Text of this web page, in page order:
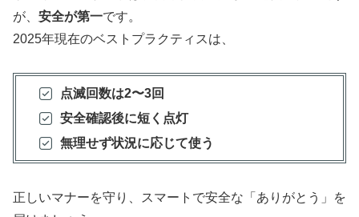
が、 安全が第一です。
2025年現在のベストプラクティスは、
点滅回数は2〜3回
安全確認後に短く点灯
無理せず状況に応じて使う
正しいマナーを守り、スマートで安全な「ありがとう」を